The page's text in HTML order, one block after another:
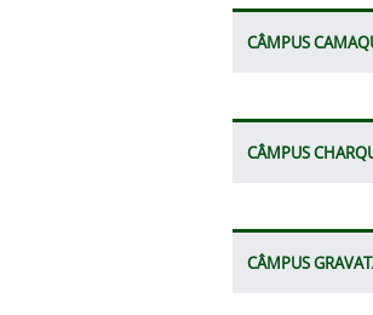
CÂMPUS
CÂMPUS
CÂMPUS